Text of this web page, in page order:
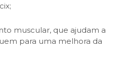
muscular, que ajudam a
para uma melhora da